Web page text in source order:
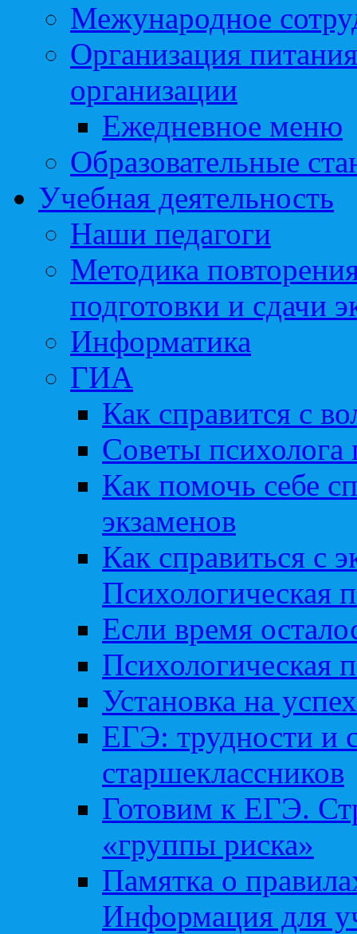
Межународное
Организация
организации
Ежедневное меню
Образовательные
Учебная деятельность
Наши педагоги
Методика
подготовки и сдачи
Информатика
ГИА
Как справится с
Советы
Как помочь себе
экзаменов
Как справиться с
Психологическая
Если время
Психологическая
Установка на успех
ЕГЭ: трудности и
старшеклассников
Готовим к ЕГЭ.
«группы риска»
Памятка о
Информация для